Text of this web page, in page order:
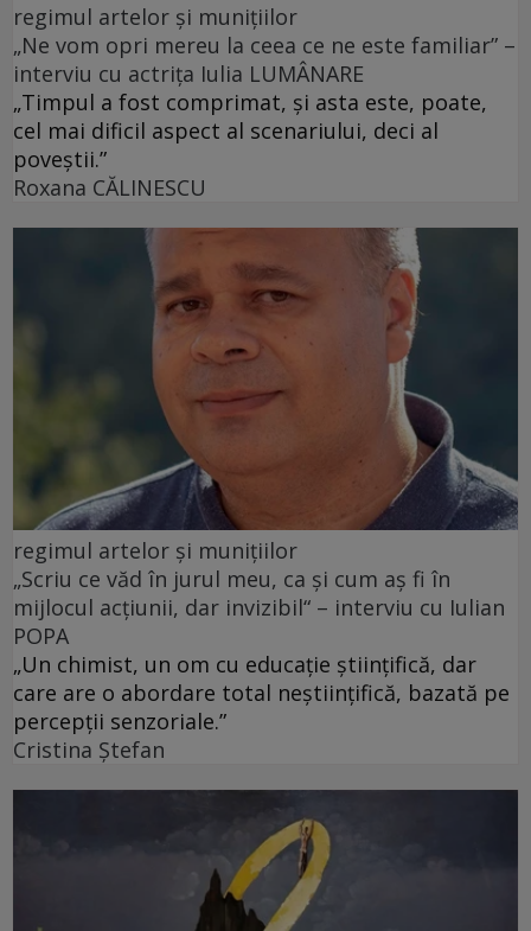
regimul artelor şi muniţiilor
„Ne vom opri mereu la ceea ce ne este familiar” –
interviu cu actrița Iulia LUMÂNARE
„Timpul a fost comprimat, și asta este, poate,
cel mai dificil aspect al scenariului, deci al
poveștii.”
Roxana CĂLINESCU
regimul artelor și munițiilor
„Scriu ce văd în jurul meu, ca și cum aș fi în
mijlocul acțiunii, dar invizibil“ – interviu cu Iulian
POPA
„Un chimist, un om cu educație științifică, dar
care are o abordare total neștiințifică, bazată pe
percepții senzoriale.”
Cristina Ștefan